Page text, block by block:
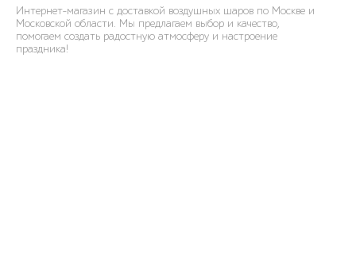
Интернет-магазин с доставкой воздушных шаров по Москве и
Московской области. Мы предлагаем выбор и качество,
помогаем создать радостную атмосферу и настроение
праздника!